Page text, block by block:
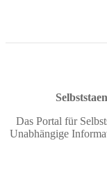
Das Portal für
Unabhängige